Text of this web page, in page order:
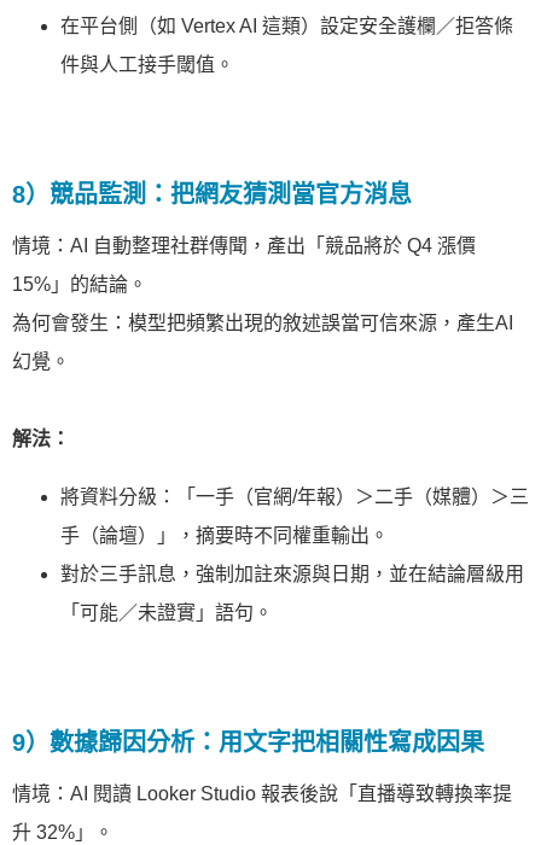
在平台側（如 Vertex AI 這類）設定安全護欄／拒答條
件與人工接手閾值。
8）競品監測：把網友猜測當官方消息
情境：AI 自動整理社群傳聞，產出「競品將於 Q4 漲價
15%」的結論。
為何會發生：模型把頻繁出現的敘述誤當可信來源，產生AI
幻覺。
解法：
將資料分級：「一手（官網/年報）＞二手（媒體）＞三
手（論壇）」，摘要時不同權重輸出。
對於三手訊息，強制加註來源與日期，並在結論層級用
「可能／未證實」語句。
9）數據歸因分析：用文字把相關性寫成因果
情境：AI 閱讀 Looker Studio 報表後說「直播導致轉換率提
升 32%」。